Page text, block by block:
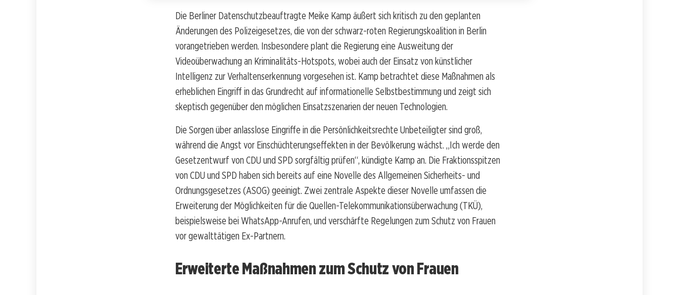
Die Berliner Datenschutzbeauftragte Meike Kamp äußert sich kritisch zu den geplanten
Änderungen des Polizeigesetzes, die von der schwarz-roten Regierungskoalition in Berlin
vorangetrieben werden. Insbesondere plant die Regierung eine Ausweitung der
Videoüberwachung an Kriminalitäts-Hotspots, wobei auch der Einsatz von künstlicher
Intelligenz zur Verhaltenserkennung vorgesehen ist. Kamp betrachtet diese Maßnahmen als
erheblichen Eingriff in das Grundrecht auf informationelle Selbstbestimmung und zeigt sich
skeptisch gegenüber den möglichen Einsatzszenarien der neuen Technologien.
Die Sorgen über anlasslose Eingriffe in die Persönlichkeitsrechte Unbeteiligter sind groß,
während die Angst vor Einschüchterungseffekten in der Bevölkerung wächst. „Ich werde den
Gesetzentwurf von CDU und SPD sorgfältig prüfen“, kündigte Kamp an. Die Fraktionsspitzen
von CDU und SPD haben sich bereits auf eine Novelle des Allgemeinen Sicherheits- und
Ordnungsgesetzes (ASOG) geeinigt. Zwei zentrale Aspekte dieser Novelle umfassen die
Erweiterung der Möglichkeiten für die Quellen-Telekommunikationsüberwachung (TKÜ),
beispielsweise bei WhatsApp-Anrufen, und verschärfte Regelungen zum Schutz von Frauen
vor gewalttätigen Ex-Partnern.
Erweiterte Maßnahmen zum Schutz von Frauen